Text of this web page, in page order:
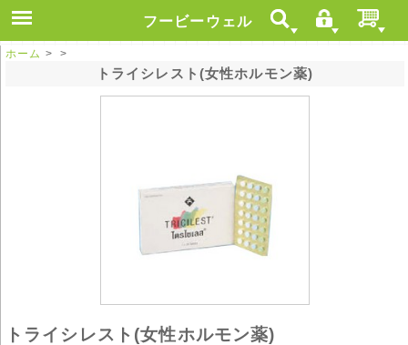
フービーウェル
ホーム > >
トライシレスト(女性ホルモン薬)
トライシレスト(女性ホルモン薬)